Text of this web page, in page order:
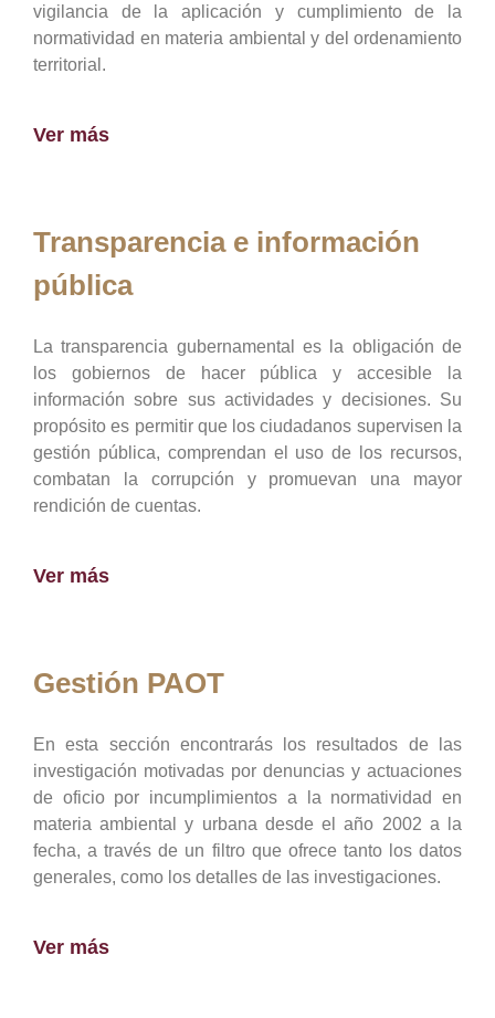
vigilancia de la aplicación y cumplimiento de la
normatividad en materia ambiental y del ordenamiento
territorial.
Ver más
Transparencia e información
pública
La transparencia gubernamental es la obligación de
los gobiernos de hacer pública y accesible la
información sobre sus actividades y decisiones. Su
propósito es permitir que los ciudadanos supervisen la
gestión pública, comprendan el uso de los recursos,
combatan la corrupción y promuevan una mayor
rendición de cuentas.
Ver más
Gestión PAOT
En esta sección encontrarás los resultados de las
investigación motivadas por denuncias y actuaciones
de oficio por incumplimientos a la normatividad en
materia ambiental y urbana desde el año 2002 a la
fecha, a través de un filtro que ofrece tanto los datos
generales, como los detalles de las investigaciones.
Ver más